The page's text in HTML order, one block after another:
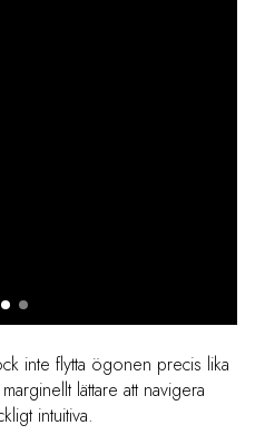
inte flytta ögonen precis lika
lättare att navigera
intuitiva.